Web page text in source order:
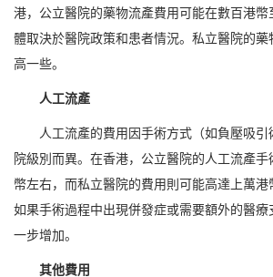
港，公立醫院的藥物流產費用可能在數百港
體取決於醫院政策和患者情況。私立醫院的藥
高一些。
人工流產
人工流產的費用因手術方式（如負壓吸
院級別而異。在香港，公立醫院的人工流產
幣左右，而私立醫院的費用則可能高達上萬港
如果手術過程中出現併發症或需要額外的醫
一步增加。
其他費用